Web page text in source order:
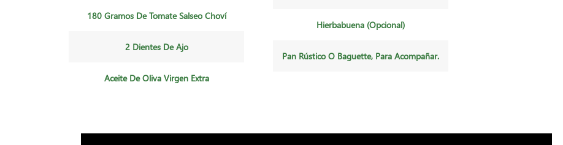
180 Gramos De Tomate Salseo Choví
2 Dientes De Ajo
Aceite De Oliva Virgen Extra
Hierbabuena (opcional)
Pan Rústico O Baguette, Para Acompañar.